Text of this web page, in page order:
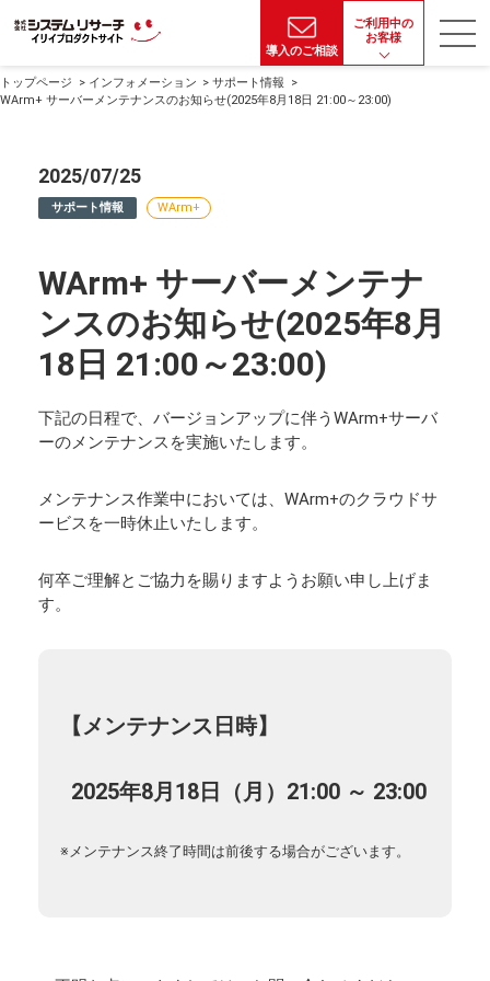
導入のご相談
ご利用中の
お客様
トップページ インフォメーション
サポート情報
WArm+ サーバーメンテナンスのお知らせ(2025年8月18日 21:00～23:00)
2025/07/25
サポート情報 WArm+
WArm+ サーバーメンテナ
ンスのお知らせ(2025年8月
18日 21:00～23:00)
下記の日程で、バージョンアップに伴うWArm+サーバ
ーのメンテナンスを実施いたします。
メンテナンス作業中においては、WArm+のクラウドサ
ービスを一時休止いたします。
何卒ご理解とご協力を賜りますようお願い申し上げま
す。
【メンテナンス日時】
2025年8月18日（月）21:00 ～ 23:00
※メンテナンス終了時間は前後する場合がございます。